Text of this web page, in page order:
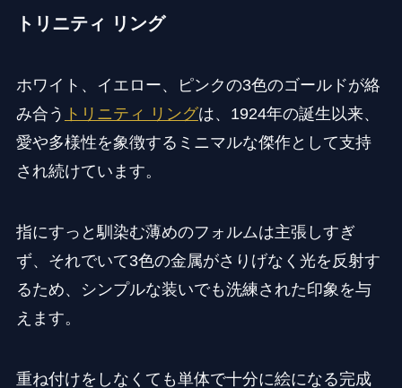
トリニティ リング
ホワイト、イエロー、ピンクの3色のゴールドが絡
み合う トリニティ リングは、1924年の誕生以来、
愛や多様性を象徴するミニマルな傑作として支持
され続けています。
指にすっと馴染む薄めのフォルムは主張しすぎ
ず、それでいて3色の金属がさりげなく光を反射す
るため、シンプルな装いでも洗練された印象を与
えます。
重ね付けをしなくても単体で十分に絵になる完成